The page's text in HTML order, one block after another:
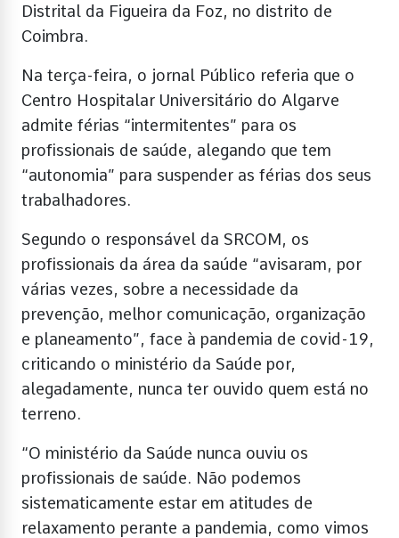
Distrital da Figueira da Foz, no distrito de
Coimbra.
Na terça-feira, o jornal Público referia que o
Centro Hospitalar Universitário do Algarve
admite férias “intermitentes” para os
profissionais de saúde, alegando que tem
“autonomia” para suspender as férias dos seus
trabalhadores.
Segundo o responsável da SRCOM, os
profissionais da área da saúde “avisaram, por
várias vezes, sobre a necessidade da
prevenção, melhor comunicação, organização
e planeamento”, face à pandemia de covid-19,
criticando o ministério da Saúde por,
alegadamente, nunca ter ouvido quem está no
terreno.
“O ministério da Saúde nunca ouviu os
profissionais de saúde. Não podemos
sistematicamente estar em atitudes de
relaxamento perante a pandemia, como vimos